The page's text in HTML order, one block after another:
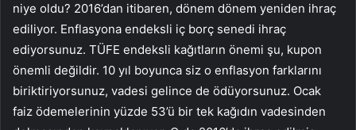
niye oldu? 2016’dan itibaren, dönem dönem yeniden ihraç
ediliyor. Enflasyona endeksli iç borç senedi ihraç
ediyorsunuz. TÜFE endeksli kağıtların önemi şu, kupon
önemli değildir. 10 yıl boyunca siz o enflasyon farklarını
biriktiriyorsunuz, vadesi gelince de ödüyorsunuz. Ocak
faiz ödemelerinin yüzde 53’ü bir tek kağıdın vadesinden